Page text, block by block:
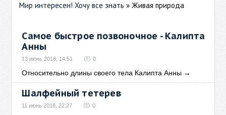
Мир интересен! Хочу все знать » Живая природа
Самое быстрое позвоночное - Калипта
Анны
13 июнь 2018, 14:51 0
Относительно длины своего тела Калипта Анны →
Шалфейный тетерев
11 июнь 2018, 22:27 0